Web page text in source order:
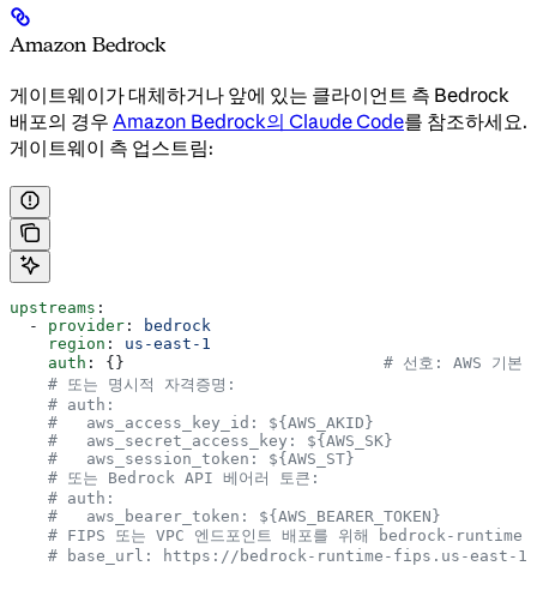
Amazon Bedrock
게이트웨이가 대체하거나 앞에 있는 클라이언트 측 Bedrock
배포의 경우 Amazon Bedrock의 Claude Code를 참조하세요.
게이트웨이 측 업스트림:
upstreams :
  -
provider :
bedrock
    region
: us-east-1
    auth
: {} # 선호: AWS 기본
    # 또는 명시적 자격증명:
    # auth:
    #   aws_access_key_id: ${AWS_AKID}
    #   aws_secret_access_key: ${AWS_SK}
    #   aws_session_token: ${AWS_ST}
    # 또는 Bedrock API 베어러 토큰:
    # auth:
    #   aws_bearer_token: ${AWS_BEARER_TOKEN}
# FIPS 또는 VPC 엔드포인트 배포를 위해 bedrock-runtime
# base_url: https://bedrock-runtime-fips.us-east-